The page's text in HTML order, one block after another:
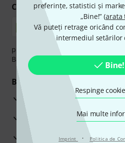
preferințe, statistici și
„Bine!” (arata
Vă puteți retrage oricând
intermediul setărilor
Bine!
Respinge
Mai multe
Imprint · Politica de
Cumpărați și plătiți în
plata se poate efectua în siguranță
Bancar sau Card de credit.
Beneficiile tale
3 Ani Garanție Thomann
Garanţia returnării banilor în
Service Reparații